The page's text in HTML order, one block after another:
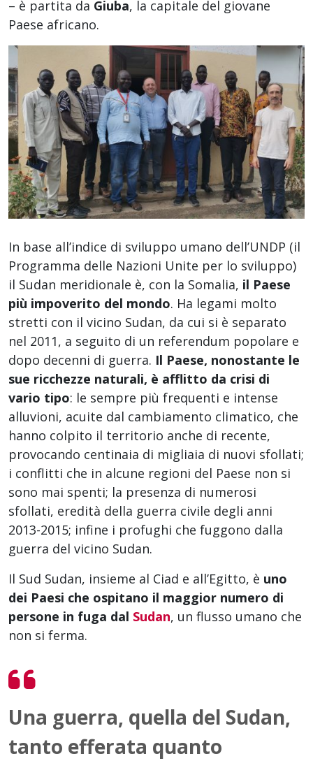
– è partita da Giuba, la capitale del giovane
Paese africano.
In base all’indice di sviluppo umano dell’UNDP (il
Programma delle Nazioni Unite per lo sviluppo)
il Sudan meridionale è, con la Somalia, il Paese
più impoverito del mondo. Ha legami molto
stretti con il vicino Sudan, da cui si è separato
nel 2011, a seguito di un referendum popolare e
dopo decenni di guerra. Il Paese, nonostante le
sue ricchezze naturali, è afflitto da crisi di
vario tipo: le sempre più frequenti e intense
alluvioni, acuite dal cambiamento climatico, che
hanno colpito il territorio anche di recente,
provocando centinaia di migliaia di nuovi sfollati;
i conflitti che in alcune regioni del Paese non si
sono mai spenti; la presenza di numerosi
sfollati, eredità della guerra civile degli anni
2013-2015; infine i profughi che fuggono dalla
guerra del vicino Sudan.
Il Sud Sudan, insieme al Ciad e all’Egitto, è uno
dei Paesi che ospitano il maggior numero di
persone in fuga dal Sudan, un flusso umano che
non si ferma.
Una guerra, quella del Sudan,
tanto efferata quanto